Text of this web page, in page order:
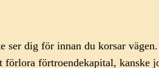
dig för innan du korsar
förtroendekapital, kanske